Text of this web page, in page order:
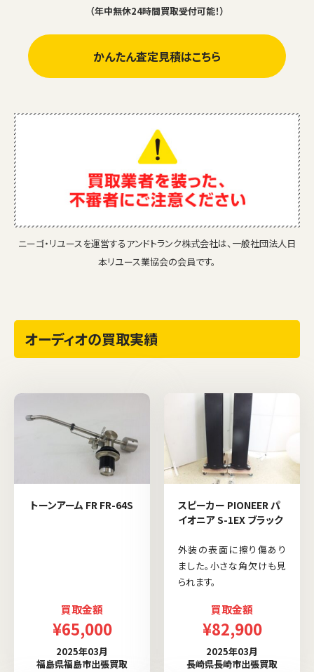
（年中無休24時間買取受付可能！）
かんたん査定見積はこちら
ニーゴ・リユースを運営するアンドトランク株式会社は、一般社団法人日
本リユース業協会の会員です。
オーディオの買取実績
トーンアーム FR FR-64S
買取金額
¥65,000
2025年03月
福島県福島市出張買取
スピーカー PIONEER パ
イオニア S-1EX ブラック
外装の表面に擦り傷あり
ました。小さな角欠けも見
られます。
買取金額
¥82,900
2025年03月
長崎県長崎市出張買取